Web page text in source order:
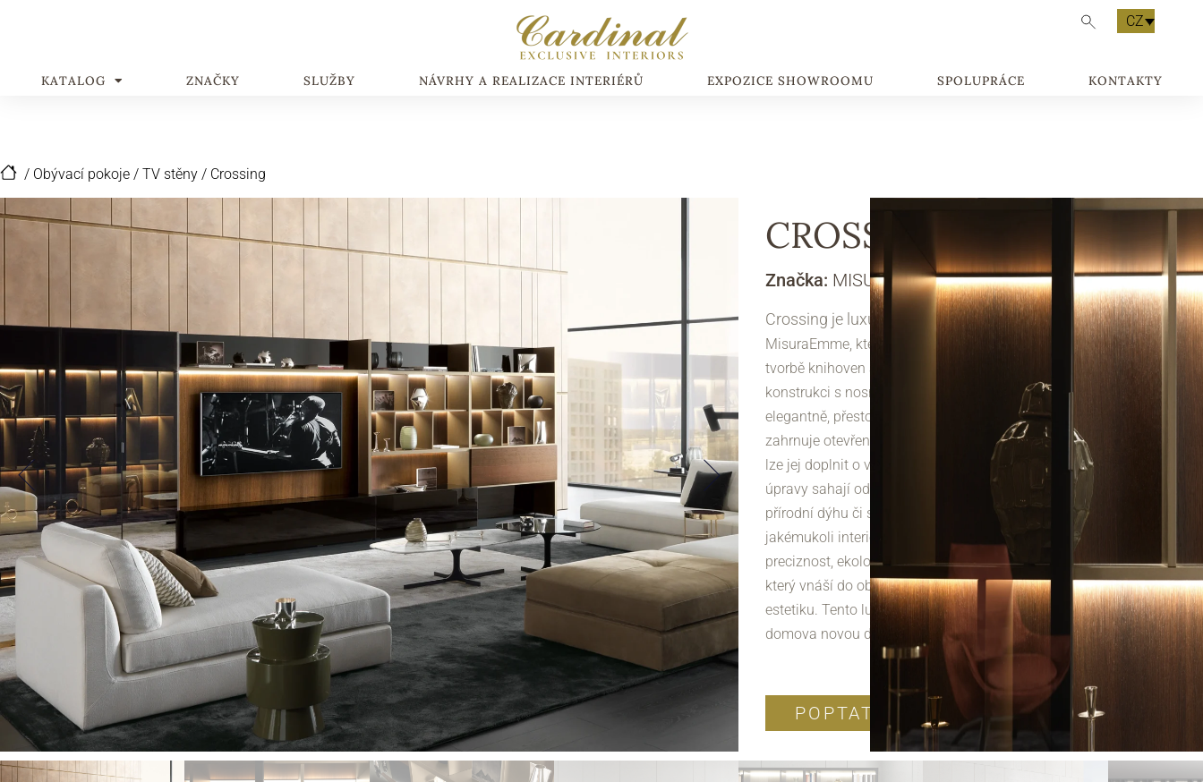
CZ
KATALOG ZNAČKY SLUŽBY NÁVRHY A REALIZACE INTERIÉRŮ EXPOZICE SHOWROOMU SPOLUPRÁCE KONTAKTY
/ Obývací pokoje / TV stěny / Сrossing
СROSSING
Značka: MISURAEMME
Crossing je luxusní úložný systémod značky
MisuraEmme, který nabízí neomezenou flexibilitu při
tvorbě knihoven a úložných sestav. Díky pevné
konstrukci s nosností až 400 kg působí police lehce a
elegantně, přesto jsou mimořádně odolné. Systém
zahrnuje otevřené moduly, závěsné skříňky i zásuvky a
lze jej doplnit o vestavěné LED osvětlení. Povrchové
úpravy sahají od matného a lesklého laku až po
přírodní dýhu či sklo, což umožňuje přizpůsobení
jakémukoli interiéru. Crossing kombinuje technickou
preciznost, ekologické materiály a nadčasový design,
který vnáší do obývacího prostoru harmonii a moderní
estetiku. Tento luxusní úložný systém přináší do vašeho
domova novou dimenzi organizace.
POPTAT PRODUKT